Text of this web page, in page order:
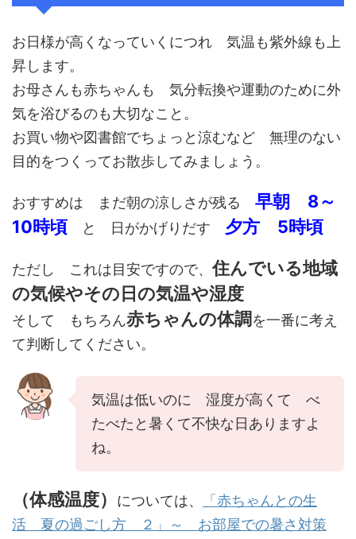
お日様が高くなっていくにつれ 気温も紫外線も上
昇します。
お母さんも赤ちゃんも 気分転換や運動のために外
気を浴びるのも大切なこと。
お買い物や図書館でちょっと涼むなど 無理のない
目的をつくってお散歩してみましょう。
おすすめは まだ朝の涼しさが残る 早朝 8～
10時頃 と 日がかげりだす 夕方 5時頃
ただし これは目安ですので、住んでいる地域
の気候やその日の気温や湿度
そして もちろん赤ちゃんの体調を一番に考え
て判断してください。
気温は低いのに 湿度が高くて べ
たべたと暑くて不快な日ありますよ
ね。
（体感温度） については、
「赤ちゃんとの生
活 夏の過ごし方 ２」～ お部屋での暑さ対策